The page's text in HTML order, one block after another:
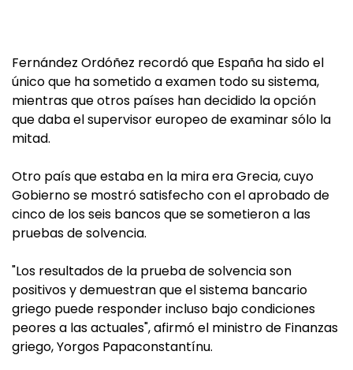
Fernández Ordóñez recordó que España ha sido el
único que ha sometido a examen todo su sistema,
mientras que otros países han decidido la opción
que daba el supervisor europeo de examinar sólo la
mitad.
Otro país que estaba en la mira era Grecia, cuyo
Gobierno se mostró satisfecho con el aprobado de
cinco de los seis bancos que se sometieron a las
pruebas de solvencia.
"Los resultados de la prueba de solvencia son
positivos y demuestran que el sistema bancario
griego puede responder incluso bajo condiciones
peores a las actuales", afirmó el ministro de Finanzas
griego, Yorgos Papaconstantínu.